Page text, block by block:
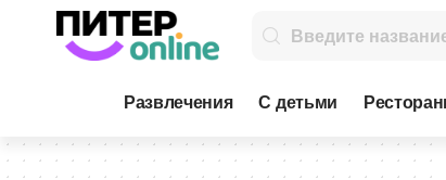
Развлечения С детьми